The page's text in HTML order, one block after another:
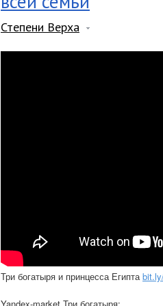
Степени Верха
Три богатыря и принцесса Египта